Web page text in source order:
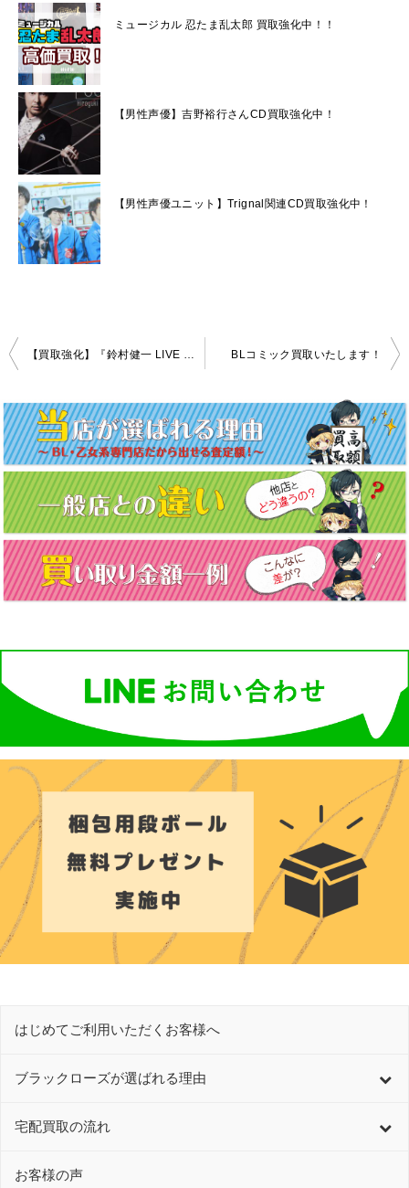
ミュージカル 忍たま乱太郎 買取強化中！！
【男性声優】吉野裕行さんCD買取強化中！
【男性声優ユニット】Trignal関連CD買取強化中！
投
ナ
ビ
ゲ
ー
シ
ョ
ン
【買取強化】『鈴村健一 LIVE 2019 “WARAUTA” LIVE Blu-ray』 BLコミック買取いたします！
はじめてご利用いただくお客様へ
ブラックローズが選ばれる理由
宅配買取の流れ
お客様の声